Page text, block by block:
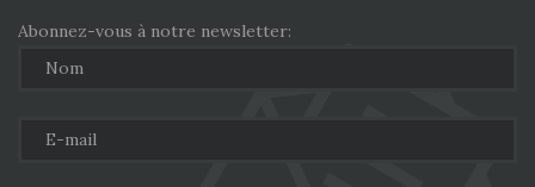
Abonnez-vous à notre newsletter: